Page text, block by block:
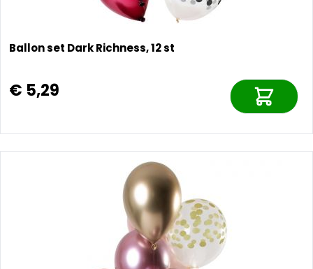
Ballon set Dark Richness, 12 st
€ 5,29